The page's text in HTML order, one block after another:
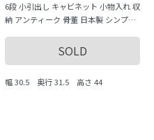
6段 小引出し キャビネット 小物入れ 収
納 アンティーク 骨董 日本製 シンプル
SOLD
幅 30.5 奥行 31.5 高さ 44